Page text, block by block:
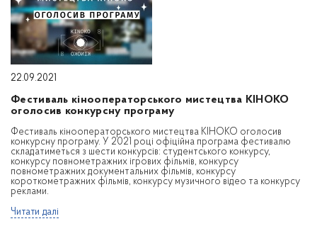
22.09.2021
Фестиваль кінооператорського мистецтва КІНОКО
оголосив конкурсну програму
Фестиваль кінооператорського мистецтва КІНОКО оголосив
конкурсну програму. У 2021 році офіційна програма фестивалю
складатиметься з шести конкурсів: студентського конкурсу,
конкурсу повнометражних ігрових фільмів, конкурсу
повнометражних документальних фільмів, конкурсу
короткометражних фільмів, конкурсу музичного відео та конкурсу
реклами.
Читати далі